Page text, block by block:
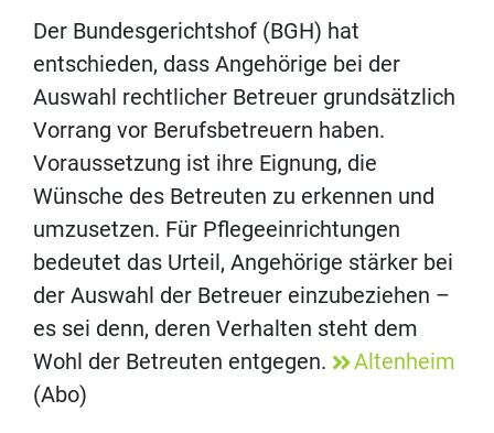
Der Bundesgerichtshof (BGH) hat
entschieden, dass Angehörige bei der
Auswahl rechtlicher Betreuer grundsätzlich
Vorrang vor Berufsbetreuern haben.
Voraussetzung ist ihre Eignung, die
Wünsche des Betreuten zu erkennen und
umzusetzen. Für Pflegeeinrichtungen
bedeutet das Urteil, Angehörige stärker bei
der Auswahl der Betreuer einzubeziehen –
es sei denn, deren Verhalten steht dem
Wohl der Betreuten entgegen.
Altenheim
(Abo)